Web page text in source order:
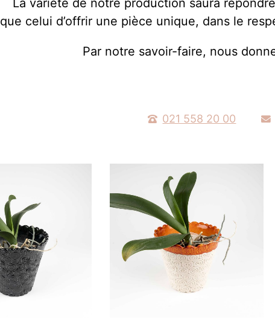
La variété de notre production saura
que celui d’offrir une pièce unique, dans le
Par notre savoir-faire, nous
021 558 20 00